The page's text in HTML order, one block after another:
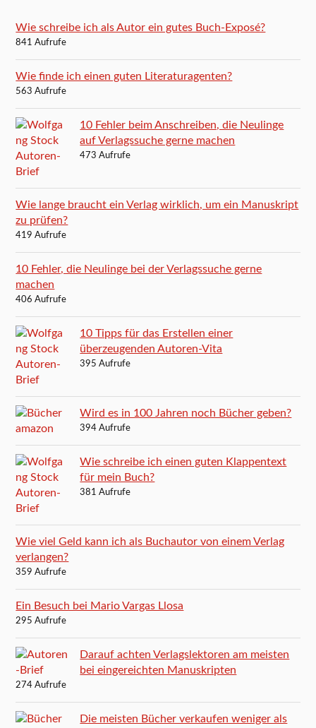
Wie schreibe ich als Autor ein gutes Buch-Exposé?
841 Aufrufe
Wie finde ich einen guten Literaturagenten?
563 Aufrufe
10 Fehler beim Anschreiben, die Neulinge
auf Verlagssuche gerne machen
473 Aufrufe
Wie lange braucht ein Verlag wirklich, um ein Manuskript
zu prüfen?
419 Aufrufe
10 Fehler, die Neulinge bei der Verlagssuche gerne
machen
406 Aufrufe
10 Tipps für das Erstellen einer
überzeugenden Autoren-Vita
395 Aufrufe
Wird es in 100 Jahren noch Bücher geben?
394 Aufrufe
Wie schreibe ich einen guten Klappentext
für mein Buch?
381 Aufrufe
Wie viel Geld kann ich als Buchautor von einem Verlag
verlangen?
359 Aufrufe
Ein Besuch bei Mario Vargas Llosa
295 Aufrufe
Darauf achten Verlagslektoren am meisten
bei eingereichten Manuskripten
274 Aufrufe
Die meisten Bücher verkaufen weniger als